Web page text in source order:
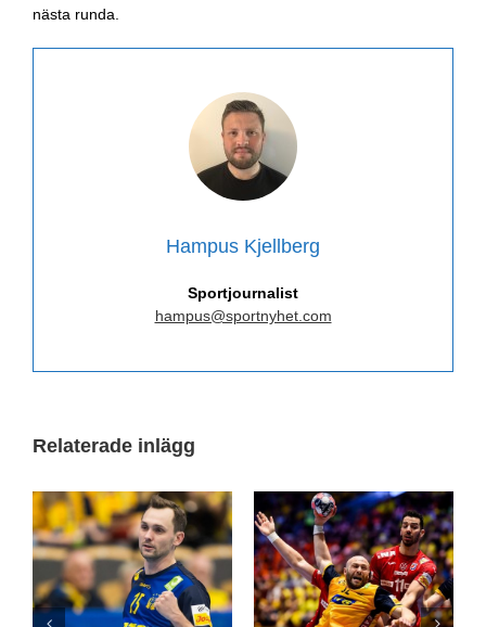
nästa runda.
Hampus Kjellberg
Sportjournalist
hampus@sportnyhet.com
Relaterade inlägg